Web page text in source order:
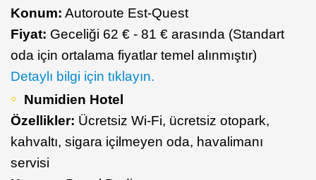
Konum: Autoroute Est-Quest
Fiyat: Geceliği 62 € - 81 € arasında (Standart
oda için ortalama fiyatlar temel alınmıştır)
Detaylı bilgi için tıklayın.
Numidien Hotel
Özellikler: Ücretsiz Wi-Fi, ücretsiz otopark,
kahvaltı, sigara içilmeyen oda, havalimanı
servisi